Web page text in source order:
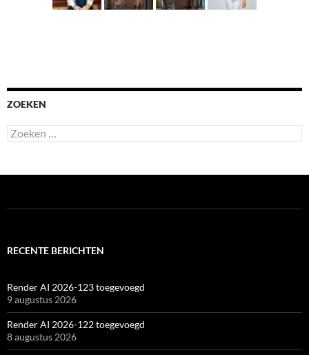
ZOEKEN
Zoeken
naar:
RECENTE BERICHTEN
Render AI 2026-123 toegevoegd
9 augustus 2026
Render AI 2026-122 toegevoegd
8 augustus 2026